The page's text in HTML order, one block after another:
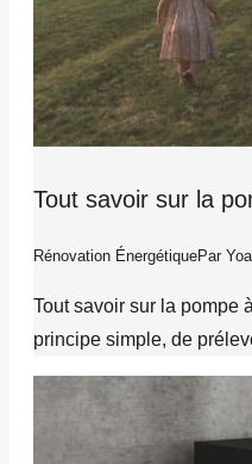
Tout savoir sur la
Rénovation ÉnergétiquePar
Tout savoir sur la pompe
principe simple, de